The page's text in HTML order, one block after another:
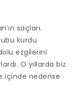
saçları.
kurdu
ezgilerini
O yıllarda biz
içinde nedense